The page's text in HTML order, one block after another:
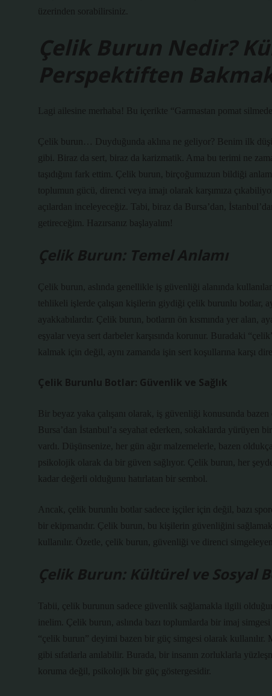
üzerinden sorabilirsiniz.
Çelik Burun Nedir?
Perspektiften
Lagi ailesine merhaba! Bu içerikte “Garmastan pomat
Çelik burun… Duyduğunda aklına ne geliyor? Benim ilk
gibi. Biraz da sert, biraz da karizmatik. Ama bu terimi ne
taşıdığını fark ettim. Çelik burun, birçoğumuzun bildiği
toplumun gücü, direnci veya imajı olarak karşımıza
açılardan inceleyeceğiz. Tabi, biraz da Bursa’dan,
getireceğim. Hazırsanız başlayalım!
Çelik Burun: Temel Anlamı
Çelik burun, aslında genellikle iş güvenliği alanında
tehlikeli işlerde çalışan kişilerin giydiği çelik burunlu botlar,
ayakkabılardır. Çelik burun, botların ön kısmında yer alan,
eşyalar veya sert darbeler karşısında korunur. Buradaki
kalmak için değil, aynı zamanda işin sert koşullarına karşı
Çelik Burunlu Botlar: Güvenlik ve Sağlık
Bir beyaz yaka çalışanı olarak, iş güvenliği konusunda
Bursa’dan İstanbul’a seyahat ederken, sokaklarda yürüyen
vardı. Düşünsenize, her gün ağır malzemelerle, bazen
psikolojik olarak da bir güven sağlıyor. Çelik burun, her
kadar değerli olduğunu hatırlatan bir sembol.
Ancak, çelik burunlu botlar sadece işçiler için değil, bazı
bir ekipmandır. Çelik burun, bu kişilerin güvenliğini
kullanılır. Özetle, çelik burun, güvenliği ve direnci
Çelik Burun: Kültürel ve Sosyal
Tabii, çelik burunun sadece güvenlik sağlamakla ilgili
inelim. Çelik burun, aslında bazı toplumlarda bir imaj
“çelik burun” deyimi bazen bir güç simgesi olarak
gibi sıfatlarla anılabilir. Burada, bir insanın zorluklarla
koruma değil, psikolojik bir güç göstergesidir.